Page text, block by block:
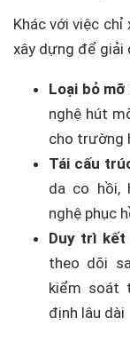
Khác với việc
xây dựng để giải
Loại bỏ
nghệ hút
cho trường
Tái cấu
da co hồi,
nghệ phục
Duy trì kết
theo dõi
kiểm soát
định lâu dài